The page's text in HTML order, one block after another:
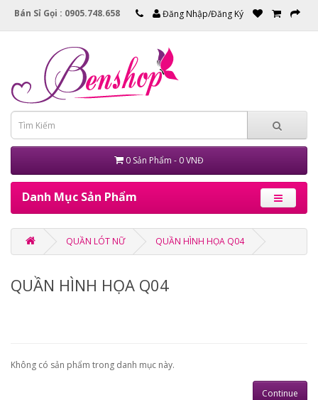
Bán Sỉ Gọi : 0905.748.658 Đăng Nhập/Đăng Ký
0 Sản Phẩm - 0 VNĐ
Danh Mục Sản Phẩm
QUẦN LÓT NỮ QUẦN HÌNH HỌA Q04
QUẦN HÌNH HỌA Q04
Không có sản phẩm trong danh mục này.
Continue